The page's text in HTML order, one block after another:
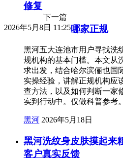
下一篇
2026年5月8日 11:25
修复
哪家正规
黑河五大连池市用户寻找洗
规机构的基本门槛。本文从
求出发，结合哈尔滨俪也国
实操经验，讲解正规机构应
查方法，以及如何判断一家
实到行动中。仅做科普参考。
黑河 2026年5月18日
黑河洗纹身皮肤摸起来
客户真实反馈